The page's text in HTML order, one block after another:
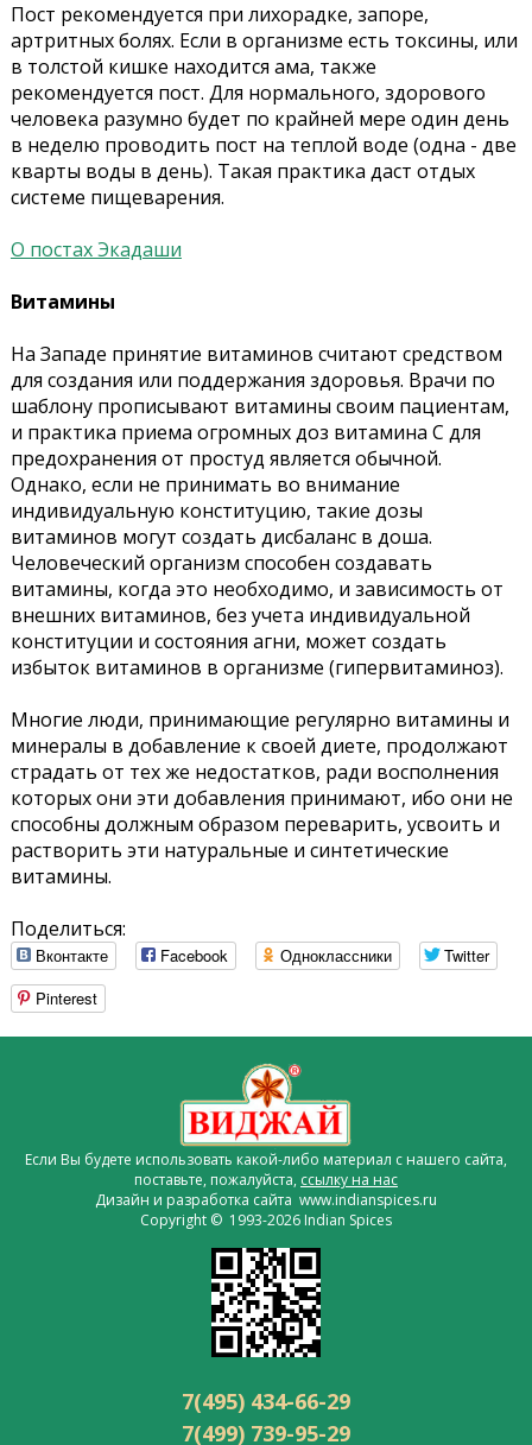
Пост рекомендуется при лихорадке, запоре,
артритных болях. Если в организме есть токсины, или
в толстой кишке находится ама, также
рекомендуется пост. Для нормального, здорового
человека разумно будет по крайней мере один день
в неделю проводить пост на теплой воде (одна - две
кварты воды в день). Такая практика даст отдых
системе пищеварения.
О постах Экадаши
Витамины
На Западе принятие витаминов считают средством
для создания или поддержания здоровья. Врачи по
шаблону прописывают витамины своим пациентам,
и практика приема огромных доз витамина С для
предохранения от простуд является обычной.
Однако, если не принимать во внимание
индивидуальную конституцию, такие дозы
витаминов могут создать дисбаланс в доша.
Человеческий организм способен создавать
витамины, когда это необходимо, и зависимость от
внешних витаминов, без учета индивидуальной
конституции и состояния агни, может создать
избыток витаминов в организме (гипервитаминоз).
Многие люди, принимающие регулярно витамины и
минералы в добавление к своей диете, продолжают
страдать от тех же недостатков, ради восполнения
которых они эти добавления принимают, ибо они не
способны должным образом переварить, усвоить и
растворить эти натуральные и синтетические
витамины.
Поделиться:
Вконтакте Facebook Одноклассники
Twitter
Pinterest
Если Вы будете использовать какой-либо материал с нашего сайта,
поставьте, пожалуйста, ссылку на нас
Дизайн и разработка сайта www.indianspices.ru
Copyright © 1993-2026 Indian Spices
7(495) 434-66-29
7(499) 739-95-29